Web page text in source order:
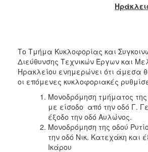
2013
2012
2011
2010
2006
Το Τμήμα Κυκλοφορίας και
Διεύθυνσης Τεχνικών Έργων και
Ηρακλείου ενημερώνει ότι άμεσα
οι επόμενες κυκλοφοριακές
Μονοδρόμηση τμήματος
με είσοδο από την οδό Γ.
έξοδο την οδό Αυλώνος.
Μονοδρόμηση της οδού
την οδό Νικ. Κατεχάκη και
Ικάρου